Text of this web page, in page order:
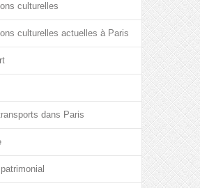
culturelles
culturelles actuelles à Paris
dans Paris